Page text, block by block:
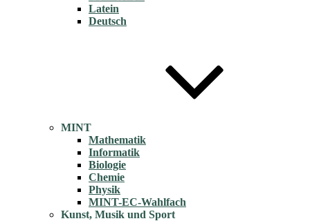
Latein
Deutsch
MINT
Mathematik
Informatik
Biologie
Chemie
Physik
MINT-EC-Wahlfach
Kunst, Musik und Sport